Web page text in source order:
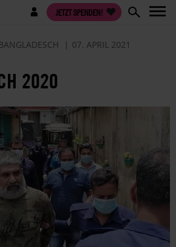
JETZT SPENDEN!
07. APRIL 2021
2020